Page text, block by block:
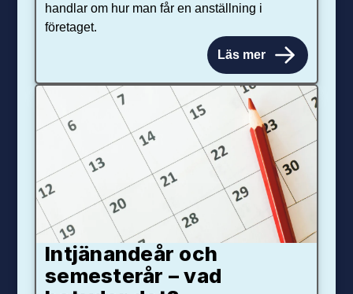
handlar om hur man får en anställning i
företaget.
Läs mer
Intjänandeår och
semesterår – vad